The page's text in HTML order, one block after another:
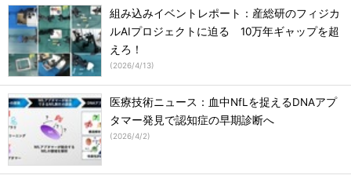
組み込みイベントレポート：産総研のフィジカ
ルAIプロジェクトに迫る 10万年ギャップを超
えろ！
(2026/4/13)
医療技術ニュース：血中NfLを捉えるDNAアプ
タマー発見で認知症の早期診断へ
(2026/4/2)